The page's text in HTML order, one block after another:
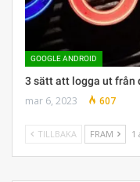
GOOGLE ANDROID
3 sätt att logga ut från
mar 6, 2023 607
TILLBAKA FRAM 1